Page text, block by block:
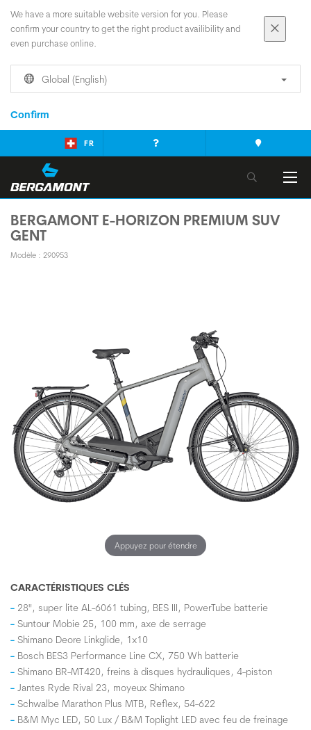
We have a more suitable website version for you. Please
confirm your country to get the right product availibility and
even purchase online.
Global (English)
Confirm
FR
BERGAMONT E-HORIZON PREMIUM SUV
GENT
Modèle : 290953
Appuyez pour étendre
CARACTÉRISTIQUES CLÉS
28", super lite AL-6061 tubing, BES III, PowerTube batterie
Suntour Mobie 25, 100 mm, axe de serrage
Shimano Deore Linkglide, 1x10
Bosch BES3 Performance Line CX, 750 Wh batterie
Shimano BR-MT420, freins à disques hydrauliques, 4-piston
Jantes Ryde Rival 23, moyeux Shimano
Schwalbe Marathon Plus MTB, Reflex, 54-622
B&M Myc LED, 50 Lux / B&M Toplight LED avec feu de freinage